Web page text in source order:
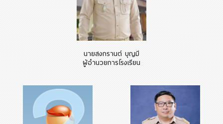
นายสงกรานต์ บุญมี
ผู้อำนวยการโรงเรียน